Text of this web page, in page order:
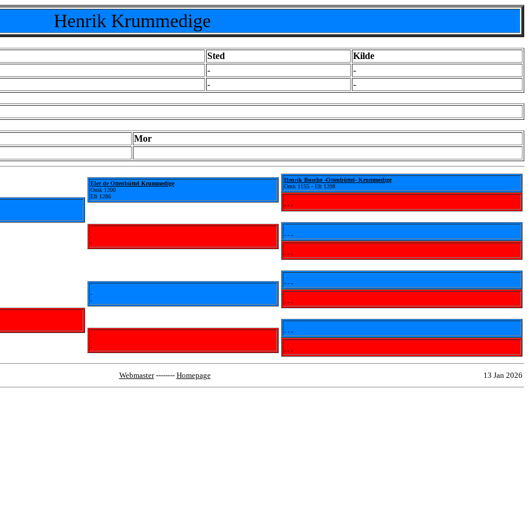
Henrik Krummedige
Sted
Kilde
-
-
- -
Mor
Eler de Ottenbüttel Krummedige
Omk 1200
Eft 1286
-
-
-
-
-
-
Henrik Busche -Ottenbüttel- Krummedige
Omk 1155 - Eft 1208
- - -
- - -
- - -
- - -
- - -
- - -
- - -
Webmaster-------- Homepage 13 Jan 2026